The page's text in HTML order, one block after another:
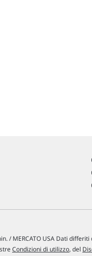
/ MERCATO USA Dati
Condizioni di utilizzo, del